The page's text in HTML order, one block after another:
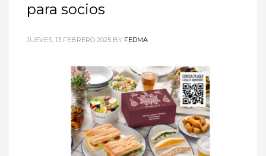
para socios
JUEVES, 13 FEBRERO 2025 BY FEDMA